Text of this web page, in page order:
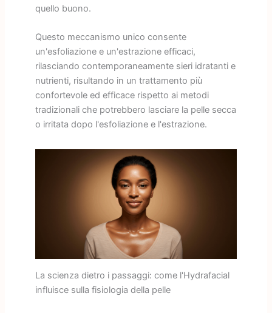
quello buono.
Questo meccanismo unico consente
un'esfoliazione e un'estrazione efficaci,
rilasciando contemporaneamente sieri idratanti e
nutrienti, risultando in un trattamento più
confortevole ed efficace rispetto ai metodi
tradizionali che potrebbero lasciare la pelle secca
o irritata dopo l'esfoliazione e l'estrazione.
La scienza dietro i passaggi: come l'Hydrafacial
influisce sulla fisiologia della pelle